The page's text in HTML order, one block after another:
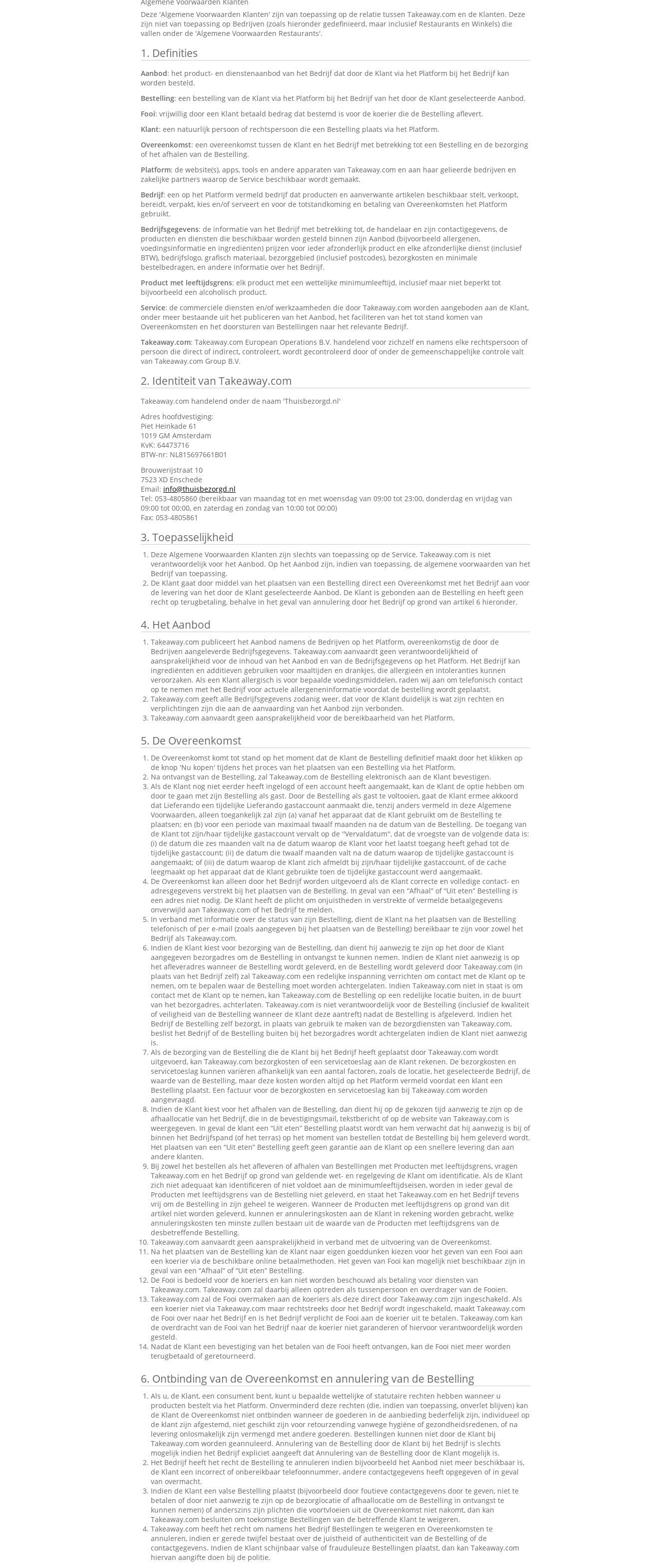
Deze 'Algemene Voorwaarden Klanten' zijn van toepassing op de relatie tussen Takeaway.com en de Klanten. Deze
zijn niet van toepassing op Bedrijven (zoals hieronder gedefinieerd, maar inclusief Restaurants en Winkels) die
vallen onder de 'Algemene Voorwaarden Restaurants'.
1. Definities
Aanbod: het product- en dienstenaanbod van het Bedrijf dat door de Klant via het Platform bij het Bedrijf kan
worden besteld.
Bestelling: een bestelling van de Klant via het Platform bij het Bedrijf van het door de Klant geselecteerde Aanbod.
Fooi: vrijwillig door een Klant betaald bedrag dat bestemd is voor de koerier die de Bestelling aflevert.
Klant: een natuurlijk persoon of rechtspersoon die een Bestelling plaats via het Platform.
Overeenkomst: een overeenkomst tussen de Klant en het Bedrijf met betrekking tot een Bestelling en de bezorging
of het afhalen van de Bestelling.
Platform: de website(s), apps, tools en andere apparaten van Takeaway.com en aan haar gelieerde bedrijven en
zakelijke partners waarop de Service beschikbaar wordt gemaakt.
Bedrijf: een op het Platform vermeld bedrijf dat producten en aanverwante artikelen beschikbaar stelt, verkoopt,
bereidt, verpakt, kies en/of serveert en voor de totstandkoming en betaling van Overeenkomsten het Platform
gebruikt.
Bedrijfsgegevens: de informatie van het Bedrijf met betrekking tot, de handelaar en zijn contactigegevens, de
producten en diensten die beschikbaar worden gesteld binnen zijn Aanbod (bijvoorbeeld allergenen,
voedingsinformatie en ingrediënten) prijzen voor ieder afzonderlijk product en elke afzonderlijke dienst (inclusief
BTW), bedrijfslogo, grafisch materiaal, bezorggebied (inclusief postcodes), bezorgkosten en minimale
bestelbedragen, en andere informatie over het Bedrijf.
Product met leeftijdsgrens: elk product met een wettelijke minimumleeftijd, inclusief maar niet beperkt tot
bijvoorbeeld een alcoholisch product.
Service: de commerciële diensten en/of werkzaamheden die door Takeaway.com worden aangeboden aan de Klant,
onder meer bestaande uit het publiceren van het Aanbod, het faciliteren van het tot stand komen van
Overeenkomsten en het doorsturen van Bestellingen naar het relevante Bedrijf.
Takeaway.com: Takeaway.com European Operations B.V. handelend voor zichzelf en namens elke rechtspersoon of
persoon die direct of indirect, controleert, wordt gecontroleerd door of onder de gemeenschappelijke controle valt
van Takeaway.com Group B.V.
2. Identiteit van Takeaway.com
Takeaway.com handelend onder de naam 'Thuisbezorgd.nl'
Adres hoofdvestiging:
Piet Heinkade 61
1019 GM Amsterdam
KvK: 64473716
BTW-nr: NL815697661B01
Brouwerijstraat 10
7523 XD Enschede
Email: info@thuisbezorgd.nl
Tel: 053-4805860 (bereikbaar van maandag tot en met woensdag van 09:00 tot 23:00, donderdag en vrijdag van
09:00 tot 00:00, en zaterdag en zondag van 10:00 tot 00:00)
Fax: 053-4805861
3. Toepasselijkheid
Deze Algemene Voorwaarden Klanten zijn slechts van toepassing op de Service. Takeaway.com is niet
verantwoordelijk voor het Aanbod. Op het Aanbod zijn, indien van toepassing, de algemene voorwaarden van het
Bedrijf van toepassing.
De Klant gaat door middel van het plaatsen van een Bestelling direct een Overeenkomst met het Bedrijf aan voor
de levering van het door de Klant geselecteerde Aanbod. De Klant is gebonden aan de Bestelling en heeft geen
recht op terugbetaling, behalve in het geval van annulering door het Bedrijf op grond van artikel 6 hieronder.
4. Het Aanbod
Takeaway.com publiceert het Aanbod namens de Bedrijven op het Platform, overeenkomstig de door de
Bedrijven aangeleverde Bedrijfsgegevens. Takeaway.com aanvaardt geen verantwoordelijkheid of
aansprakelijkheid voor de inhoud van het Aanbod en van de Bedrijfsgegevens op het Platform. Het Bedrijf kan
ingrediënten en additieven gebruiken voor maaltijden en drankjes, die allergieën en intoleranties kunnen
veroorzaken. Als een Klant allergisch is voor bepaalde voedingsmiddelen, raden wij aan om telefonisch contact
op te nemen met het Bedrijf voor actuele allergeneninformatie voordat de bestelling wordt geplaatst.
Takeaway.com geeft alle Bedrijfsgegevens zodanig weer, dat voor de Klant duidelijk is wat zijn rechten en
verplichtingen zijn die aan de aanvaarding van het Aanbod zijn verbonden.
Takeaway.com aanvaardt geen aansprakelijkheid voor de bereikbaarheid van het Platform.
5. De Overeenkomst
De Overeenkomst komt tot stand op het moment dat de Klant de Bestelling definitief maakt door het klikken op
de knop 'Nu kopen' tijdens het proces van het plaatsen van een Bestelling via het Platform.
Na ontvangst van de Bestelling, zal Takeaway.com de Bestelling elektronisch aan de Klant bevestigen.
Als de Klant nog niet eerder heeft ingelogd of een account heeft aangemaakt, kan de Klant de optie hebben om
door te gaan met zijn Bestelling als gast. Door de Bestelling als gast te voltooien, gaat de Klant ermee akkoord
dat Lieferando een tijdelijke Lieferando gastaccount aanmaakt die, tenzij anders vermeld in deze Algemene
Voorwaarden, alleen toegankelijk zal zijn (a) vanaf het apparaat dat de Klant gebruikt om de Bestelling te
plaatsen; en (b) voor een periode van maximaal twaalf maanden na de datum van de Bestelling. De toegang van
de Klant tot zijn/haar tijdelijke gastaccount vervalt op de ''Vervaldatum'', dat de vroegste van de volgende data is:
(i) de datum die zes maanden valt na de datum waarop de Klant voor het laatst toegang heeft gehad tot de
tijdelijke gastaccount; (ii) de datum die twaalf maanden valt na de datum waarop de tijdelijke gastaccount is
aangemaakt; of (iii) de datum waarop de Klant zich afmeldt bij zijn/haar tijdelijke gastaccount, of de cache
leegmaakt op het apparaat dat de Klant gebruikte toen de tijdelijke gastaccount werd aangemaakt.
De Overeenkomst kan alleen door het Bedrijf worden uitgevoerd als de Klant correcte en volledige contact- en
adresgegevens verstrekt bij het plaatsen van de Bestelling. In geval van een “Afhaal” of “Uit eten” Bestelling is
een adres niet nodig. De Klant heeft de plicht om onjuistheden in verstrekte of vermelde betaalgegevens
onverwijld aan Takeaway.com of het Bedrijf te melden.
In verband met informatie over de status van zijn Bestelling, dient de Klant na het plaatsen van de Bestelling
telefonisch of per e-mail (zoals aangegeven bij het plaatsen van de Bestelling) bereikbaar te zijn voor zowel het
Bedrijf als Takeaway.com.
Indien de Klant kiest voor bezorging van de Bestelling, dan dient hij aanwezig te zijn op het door de Klant
aangegeven bezorgadres om de Bestelling in ontvangst te kunnen nemen. Indien de Klant niet aanwezig is op
het afleveradres wanneer de Bestelling wordt geleverd, en de Bestelling wordt geleverd door Takeaway.com (in
plaats van het Bedrijf zelf) zal Takeaway.com een redelijke inspanning verrichten om contact met de Klant op te
nemen, om te bepalen waar de Bestelling moet worden achtergelaten. Indien Takeaway.com niet in staat is om
contact met de Klant op te nemen, kan Takeaway.com de Bestelling op een redelijke locatie buiten, in de buurt
van het bezorgadres, achterlaten. Takeaway.com is niet verantwoordelijk voor de Bestelling (inclusief de kwaliteit
of veiligheid van de Bestelling wanneer de Klant deze aantreft) nadat de Bestelling is afgeleverd. Indien het
Bedrijf de Bestelling zelf bezorgt, in plaats van gebruik te maken van de bezorgdiensten van Takeaway.com,
beslist het Bedrijf of de Bestelling buiten bij het bezorgadres wordt achtergelaten indien de Klant niet aanwezig
is.
Als de bezorging van de Bestelling die de Klant bij het Bedrijf heeft geplaatst door Takeaway.com wordt
uitgevoerd, kan Takeaway.com bezorgkosten of een servicetoeslag aan de Klant rekenen. De bezorgkosten en
servicetoeslag kunnen variëren afhankelijk van een aantal factoren, zoals de locatie, het geselecteerde Bedrijf, de
waarde van de Bestelling, maar deze kosten worden altijd op het Platform vermeld voordat een klant een
Bestelling plaatst. Een factuur voor de bezorgkosten en servicetoeslag kan bij Takeaway.com worden
aangevraagd.
Indien de Klant kiest voor het afhalen van de Bestelling, dan dient hij op de gekozen tijd aanwezig te zijn op de
afhaallocatie van het Bedrijf, die in de bevestigingsmail, tekstbericht of op de website van Takeaway.com is
weergegeven. In geval de klant een “Uit eten” Bestelling plaatst wordt van hem verwacht dat hij aanwezig is bij of
binnen het Bedrijfspand (of het terras) op het moment van bestellen totdat de Bestelling bij hem geleverd wordt.
Het plaatsen van een “Uit eten” Bestelling geeft geen garantie aan de Klant op een snellere levering dan aan
andere klanten.
Bij zowel het bestellen als het afleveren of afhalen van Bestellingen met Producten met leeftijdsgrens, vragen
Takeaway.com en het Bedrijf op grond van geldende wet- en regelgeving de Klant om identificatie. Als de Klant
zich niet adequaat kan identificeren of niet voldoet aan de minimumleeftijdseisen, worden in ieder geval de
Producten met leeftijdsgrens van de Bestelling niet geleverd, en staat het Takeaway.com en het Bedrijf tevens
vrij om de Bestelling in zijn geheel te weigeren. Wanneer de Producten met leeftijdsgrens op grond van dit
artikel niet worden geleverd, kunnen er annuleringskosten aan de Klant in rekening worden gebracht, welke
annuleringskosten ten minste zullen bestaan uit de waarde van de Producten met leeftijdsgrens van de
desbetreffende Bestelling.
Takeaway.com aanvaardt geen aansprakelijkheid in verband met de uitvoering van de Overeenkomst.
Na het plaatsen van de Bestelling kan de Klant naar eigen goeddunken kiezen voor het geven van een Fooi aan
een koerier via de beschikbare online betaalmethoden. Het geven van Fooi kan mogelijk niet beschikbaar zijn in
geval van een “Afhaal” of “Uit eten” Bestelling.
De Fooi is bedoeld voor de koeriers en kan niet worden beschouwd als betaling voor diensten van
Takeaway.com. Takeaway.com zal daarbij alleen optreden als tussenpersoon en overdrager van de Fooien.
Takeaway.com zal de Fooi overmaken aan de koeriers als deze direct door Takeaway.com zijn ingeschakeld. Als
een koerier niet via Takeaway.com maar rechtstreeks door het Bedrijf wordt ingeschakeld, maakt Takeaway.com
de Fooi over naar het Bedrijf en is het Bedrijf verplicht de Fooi aan de koerier uit te betalen. Takeaway.com kan
de overdracht van de Fooi van het Bedrijf naar de koerier niet garanderen of hiervoor verantwoordelijk worden
gesteld.
Nadat de Klant een bevestiging van het betalen van de Fooi heeft ontvangen, kan de Fooi niet meer worden
terugbetaald of geretourneerd.
6. Ontbinding van de Overeenkomst en annulering van de Bestelling
Als u, de Klant, een consument bent, kunt u bepaalde wettelijke of statutaire rechten hebben wanneer u
producten bestelt via het Platform. Onverminderd deze rechten (die, indien van toepassing, onverlet blijven) kan
de Klant de Overeenkomst niet ontbinden wanneer de goederen in de aanbieding bederfelijk zijn, individueel op
de klant zijn afgestemd, niet geschikt zijn voor retourzending vanwege hygiëne of gezondheidsredenen, of na
levering onlosmakelijk zijn vermengd met andere goederen. Bestellingen kunnen niet door de Klant bij
Takeaway.com worden geannuleerd. Annulering van de Bestelling door de Klant bij het Bedrijf is slechts
mogelijk indien het Bedrijf expliciet aangeeft dat Annulering van de Bestelling door de Klant mogelijk is.
Het Bedrijf heeft het recht de Bestelling te annuleren indien bijvoorbeeld het Aanbod niet meer beschikbaar is,
de Klant een incorrect of onbereikbaar telefoonnummer, andere contactgegevens heeft opgegeven of in geval
van overmacht.
Indien de Klant een valse Bestelling plaatst (bijvoorbeeld door foutieve contactgegevens door te geven, niet te
betalen of door niet aanwezig te zijn op de bezorglocatie of afhaallocatie om de Bestelling in ontvangst te
kunnen nemen) of anderszins zijn plichten die voortvloeien uit de Overeenkomst niet nakomt, dan kan
Takeaway.com besluiten om toekomstige Bestellingen van de betreffende Klant te weigeren.
Takeaway.com heeft het recht om namens het Bedrijf Bestellingen te weigeren en Overeenkomsten te
annuleren, indien er gerede twijfel bestaat over de juistheid of authenticiteit van de Bestelling of de
contactgegevens. Indien de Klant schijnbaar valse of frauduleuze Bestellingen plaatst, dan kan Takeaway.com
hiervan aangifte doen bij de politie.